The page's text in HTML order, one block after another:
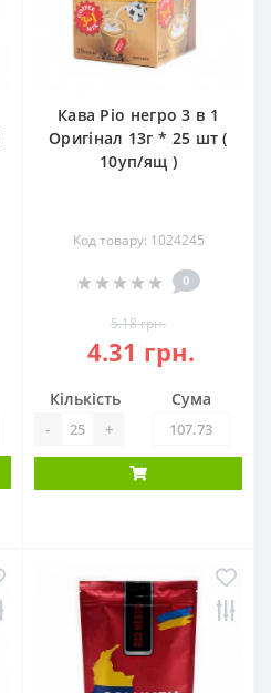
Кава Ріо негро 3 в 1
Оригінал 13г * 25 шт (
10уп/ящ )
Код товару: 1024245
0
5.18 грн.
4.31 грн.
Кількість
- +
Сума